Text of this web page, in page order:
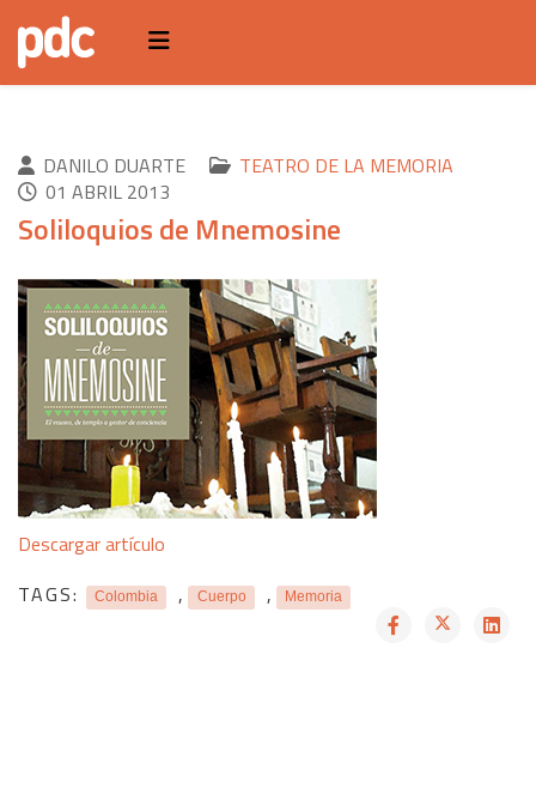
DANILO DUARTE
TEATRO DE LA MEMORIA
01 ABRIL 2013
Soliloquios de Mnemosine
Descargar artículo
TAGS:
Colombia , Cuerpo , Memoria